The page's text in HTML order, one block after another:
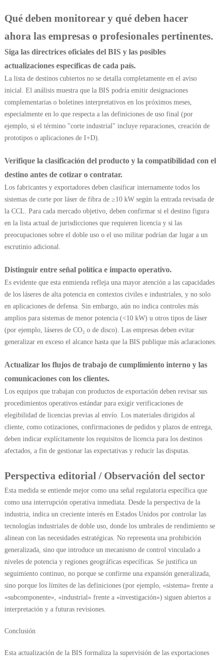
Qué deben monitorear y qué deben hacer
ahora las empresas o profesionales pertinentes.
Siga las directrices oficiales del BIS y las posibles
actualizaciones específicas de cada país.
La lista de destinos cubiertos no se detalla completamente en el aviso
inicial. El análisis muestra que la BIS podría emitir designaciones
complementarias o boletines interpretativos en los próximos meses,
especialmente en lo que respecta a las definiciones de uso final (por
ejemplo, si el término "corte industrial" incluye reparaciones, creación de
prototipos o aplicaciones de I+D).
Verifique la clasificación del producto y la compatibilidad con el
destino antes de cotizar o contratar.
Los fabricantes y exportadores deben clasificar internamente todos los
sistemas de corte por láser de fibra de ≥10 kW según la entrada revisada de
la CCL. Para cada mercado objetivo, deben confirmar si el destino figura
en la lista actual de jurisdicciones que requieren licencia y si las
preocupaciones sobre el doble uso o el uso militar podrían dar lugar a un
escrutinio adicional.
Distinguir entre señal política e impacto operativo.
Es evidente que esta enmienda refleja una mayor atención a las capacidades
de los láseres de alta potencia en contextos civiles e industriales, y no solo
en aplicaciones de defensa. Sin embargo, aún no indica controles más
amplios para sistemas de menor potencia (<10 kW) u otros tipos de láser
(por ejemplo, láseres de CO₂ o de disco). Las empresas deben evitar
generalizar en exceso el alcance hasta que la BIS publique más aclaraciones.
Actualizar los flujos de trabajo de cumplimiento interno y las
comunicaciones con los clientes.
Los equipos que trabajan con productos de exportación deben revisar sus
procedimientos operativos estándar para exigir verificaciones de
elegibilidad de licencias previas al envío. Los materiales dirigidos al
cliente, como cotizaciones, confirmaciones de pedidos y plazos de entrega,
deben indicar explícitamente los requisitos de licencia para los destinos
afectados, a fin de gestionar las expectativas y reducir las disputas.
Perspectiva editorial / Observación del sector
Esta medida se entiende mejor como una señal regulatoria específica que
como una interrupción operativa inmediata. Desde la perspectiva de la
industria, indica un creciente interés en Estados Unidos por controlar las
tecnologías industriales de doble uso, donde los umbrales de rendimiento se
alinean con las necesidades estratégicas. No representa una prohibición
generalizada, sino que introduce un mecanismo de control vinculado a
niveles de potencia y regiones geográficas específicas. Se justifica un
seguimiento continuo, no porque se confirme una expansión generalizada,
sino porque los límites de las definiciones (por ejemplo, «sistema» frente a
«subcomponente», «industrial» frente a «investigación») siguen abiertos a
interpretación y a futuras revisiones.
Conclusión
Esta actualización de la BIS formaliza la supervisión de las exportaciones